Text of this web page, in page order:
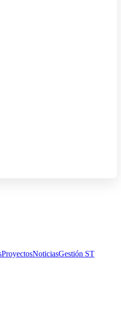
ProyectosNoticiasGestión ST